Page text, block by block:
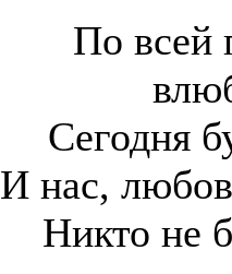
По всей
Сегодня
И нас,
Никто не